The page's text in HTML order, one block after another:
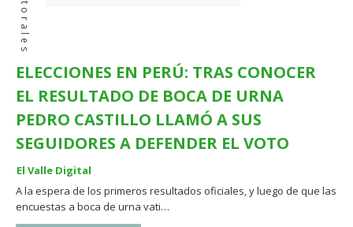
ELECCIONES EN PERÚ: TRAS CONOCER
EL RESULTADO DE BOCA DE URNA
PEDRO CASTILLO LLAMÓ A SUS
SEGUIDORES A DEFENDER EL VOTO
El Valle Digital
A la espera de los primeros resultados oficiales, y luego de que las
encuestas a boca de urna vati…